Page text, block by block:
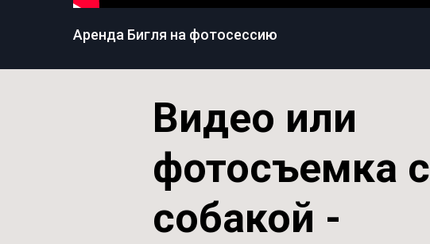
Аренда Бигля на фотосессию
Видео или
фотосъемка с
собакой -